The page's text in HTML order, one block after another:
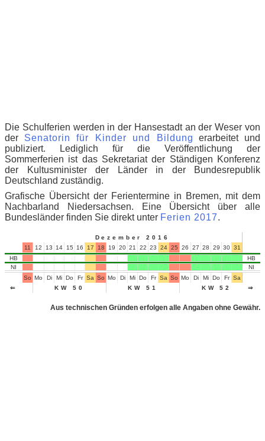
Die Schulferien werden in der Hansestadt an der Weser von
der Senatorin für Kinder und Bildung
erarbeitet und
publiziert. Lediglich für die Veröffentlichung der
Sommerferien ist das Sekretariat der Ständigen Konferenz
der Kultusminister der Länder in der Bundesrepublik
Deutschland zuständig.
Grafische Übersicht der Ferientermine in Bremen, mit dem
Nachbarland Niedersachsen. Eine Übersicht über alle
Bundesländer finden Sie direkt unter Ferien 2017.
Dezember 2016
11
12 13 14 15 16 17 18 19 20 21 22 23 24 25 26 27 28 29 30 31
So Mo Di Mi Do Fr Sa So Mo Di Mi Do Fr Sa So Mo Di Mi Do Fr Sa
KW 50
KW 51 KW 52
HB
NI
⇐
HB
NI
⇒
Aus technischen Gründen erfolgen alle Angaben ohne Gewähr.